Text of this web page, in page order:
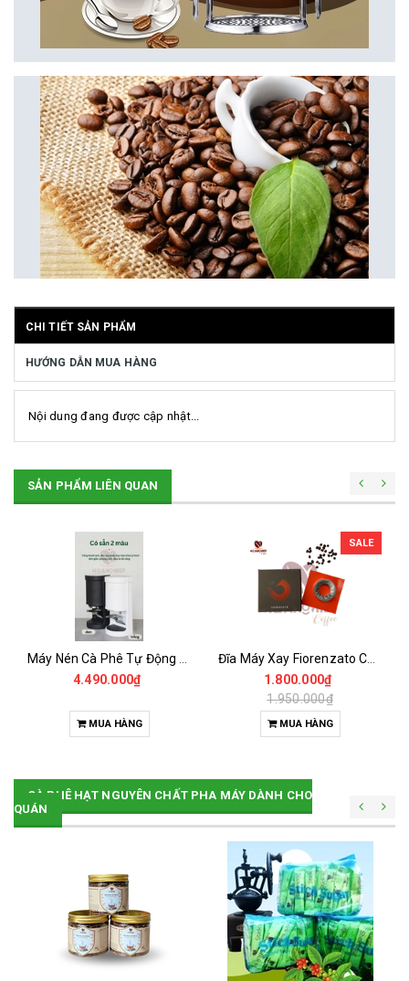
CHI TIẾT SẢN PHẨM
HƯỚNG DẪN MUA HÀNG
Nội dung đang được cập nhật...
SẢN PHẨM LIÊN QUAN
4.490.000₫
MUA HÀNG
SALE
1.800.000₫
1.950.000₫
MUA HÀNG
CÀ PHÊ HẠT NGUYÊN CHẤT PHA MÁY DÀNH CHO
QUÁN